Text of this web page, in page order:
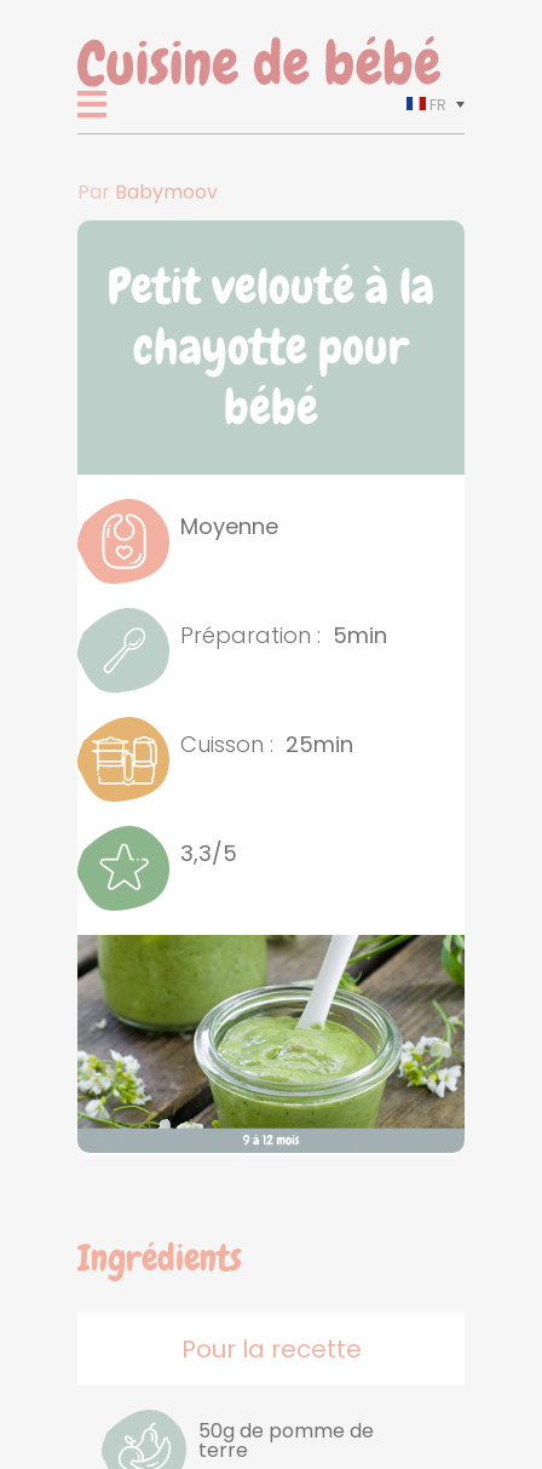
FR
Par Babymoov
Petit velouté à la
chayotte pour
bébé
Moyenne
Préparation : 5min
Cuisson : 25min
3,3/5
Ingrédients
Pour la recette
50g de pomme de
terre